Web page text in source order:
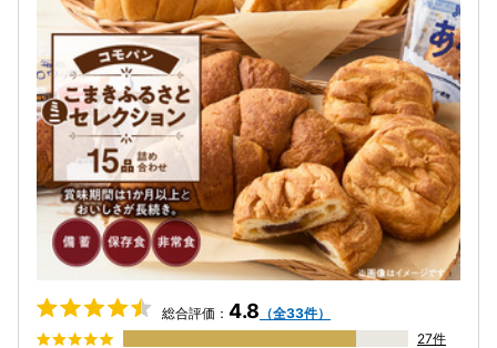
総合評価： 4.8 （全33件）
27件